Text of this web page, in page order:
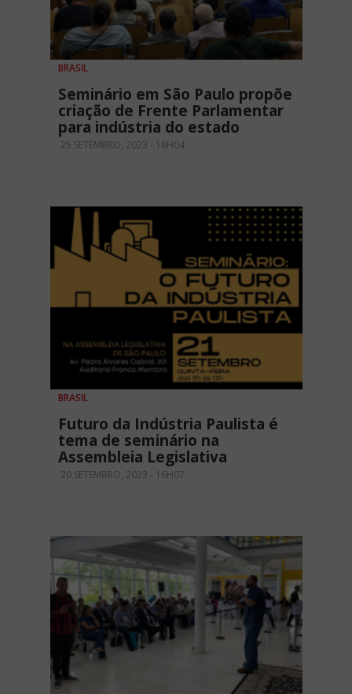
BRASIL
Seminário em São Paulo propõe
criação de Frente Parlamentar
para indústria do estado
25 SETEMBRO, 2023 - 18H04
BRASIL
Futuro da Indústria Paulista é
tema de seminário na
Assembleia Legislativa
20 SETEMBRO, 2023 - 16H07